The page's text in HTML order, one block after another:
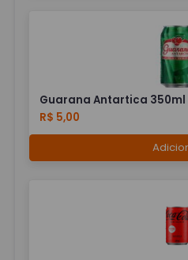
Guarana Antartica 350ml
R$ 5,00